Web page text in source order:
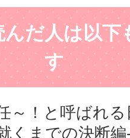
んだ人は以下
す
～！と呼ばれる
くまでの決断編